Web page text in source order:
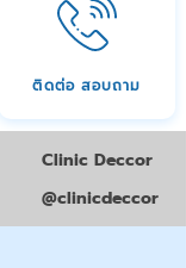
ติดต่อ สอบถาม
Clinic Deccor
@clinicdeccor